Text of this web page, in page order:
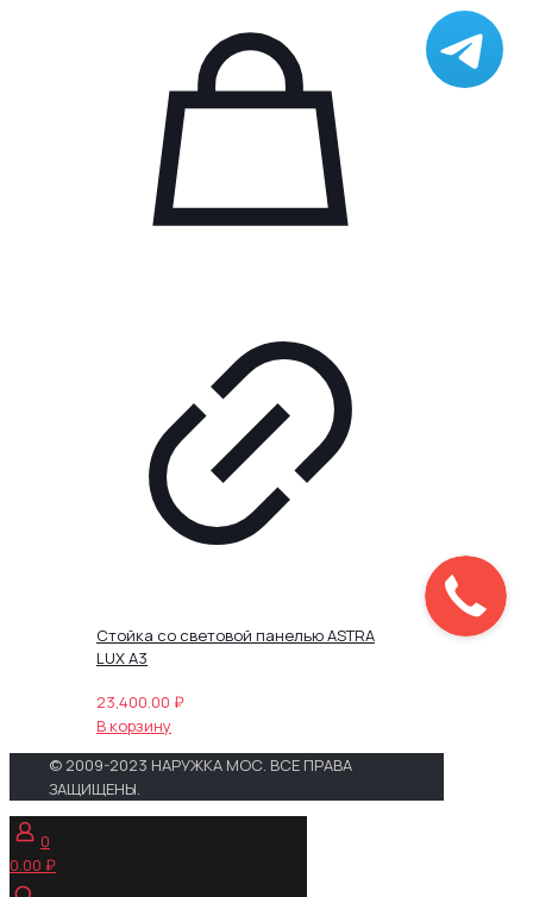
Стойка со световой панелью ASTRA
LUX А3
23,400.00 ₽
В корзину
© 2009-2023 НАРУЖКА МОС. ВСЕ ПРАВА
ЗАЩИЩЕНЫ.
0
0.00 ₽